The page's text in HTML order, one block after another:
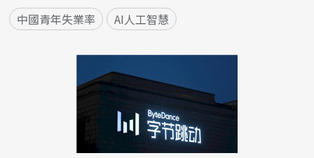
中國青年失業率 AI人工智慧